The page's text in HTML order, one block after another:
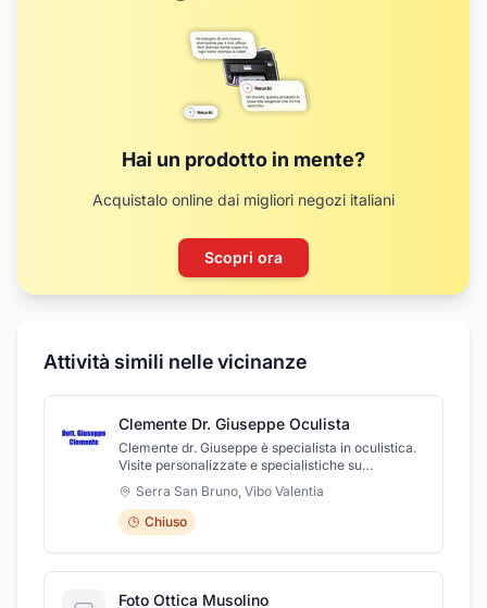
Hai un prodotto in mente?
Acquistalo online dai migliori negozi italiani
Scopri ora
Attività simili nelle vicinanze
Clemente Dr. Giuseppe Oculista
Clemente dr. Giuseppe è specialista in oculistica.
Visite personalizzate e specialistiche su
appuntamento. Servizio di trattamenti e cure
personalizzate, misurazione della vista. Cura per
la sicurezza dell'occhio. Il dottore riceve anche
presso contrada la foresta a Chiaravalle presso
kos il mercoledì mezza giornata e a Vibo Valentia
in via Domenico savio c/o casa di cura Villa dei
Serra San Bruno, Vibo Valentia
Chiuso
Foto Ottica Musolino